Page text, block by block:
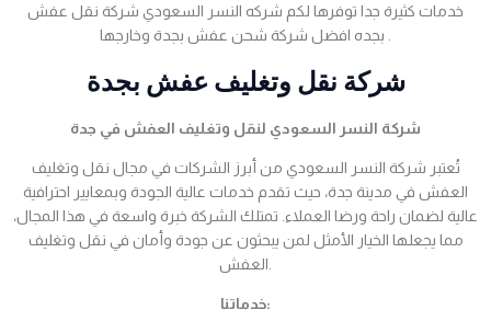
خدمات كثيرة جدا توفرها لكم شركه النسر السعودي شركة نقل عفش
بجده افضل شركة شحن عفش بجدة وخارجها .
شركة نقل وتغليف عفش بجدة
شركة النسر السعودي لنقل وتغليف العفش في جدة
تُعتبر شركة النسر السعودي من أبرز الشركات في مجال نقل وتغليف
العفش في مدينة جدة، حيث تقدم خدمات عالية الجودة وبمعايير احترافية
عالية لضمان راحة ورضا العملاء. تمتلك الشركة خبرة واسعة في هذا المجال،
مما يجعلها الخيار الأمثل لمن يبحثون عن جودة وأمان في نقل وتغليف
العفش.
خدماتنا: